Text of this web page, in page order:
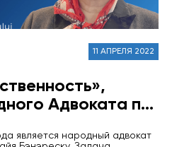
11 АПРЕЛЯ 2022
Адвоката по
портала
является народный адвокат